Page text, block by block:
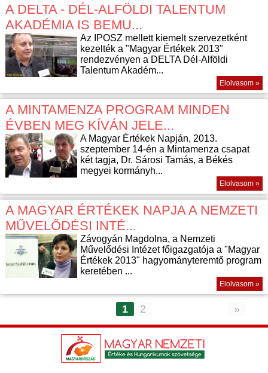
A DELTA - DÉL-ALFÖLDI TALENTUM
AKADÉMIA IS BEMU...
Az IPOSZ mellett kiemelt szervezetként
kezelték a "Magyar Értékek 2013"
rendezvényen a DELTA Dél-Alföldi
Talentum Akadém...
Elolvasom »
A MINTAMENZA PROGRAM MINDEN
ÉVBEN MEG KÍVÁN JELE...
A Magyar Értékek Napján, 2013.
szeptember 14-én a Mintamenza csapat
két tagja, Dr. Sárosi Tamás, a Békés
megyei kormányh...
Elolvasom »
A MAGYAR ÉRTÉKEK NAPJA A NEMZETI
MŰVELŐDÉSI INTÉ...
Závogyán Magdolna, a Nemzeti
Művelődési Intézet főigazgatója a "Magyar
Értékek 2013" hagyományteremtő program
keretében ...
Elolvasom »
1 2 »